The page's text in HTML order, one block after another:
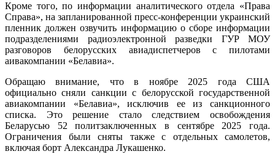
Кроме того, по информации аналитического отдела «Права
Справа», на запланированной пресс-конференции украинский
пленник должен озвучить информацию о сборе информации
подразделениями радиоэлектронной разведки ГУР МОУ
разговоров белорусских авиадиспетчеров с пилотами
аивакомпании «Белавиа».
Обращаю внимание, что в ноябре 2025 года США
официально сняли санкции с белорусской государственной
авиакомпании «Белавиа», исключив ее из санкционного
списка. Это решение стало следствием освобождения
Беларусью 52 политзаключенных в сентябре 2025 года.
Ограничения были сняты также с отдельных самолетов,
включая борт Александра Лукашенко.